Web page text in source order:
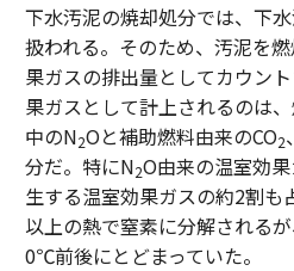
下水汚泥の焼却処分では、下
扱われる。そのため、汚泥を
果ガスの排出量としてカウン
果ガスとして計上されるのは
中のN2Oと補助燃料由来のCO2
分だ。特にN2O由来の温室効
生する温室効果ガスの約2割も
以上の熱で窒素に分解される
0℃前後にとどまっていた。